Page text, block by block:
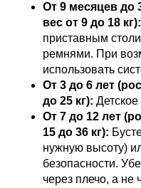
От 9 месяцев до
вес от 9 до 18 кг):
приставным
ремнями. При
использовать
От 3 до 6 лет
до 25 кг):
От 7 до 12 лет
15 до 36 кг):
нужную высоту)
безопасности.
через плечо, а не